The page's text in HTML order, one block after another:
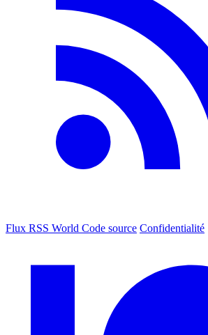
Flux RSS World Code source Confidentialité